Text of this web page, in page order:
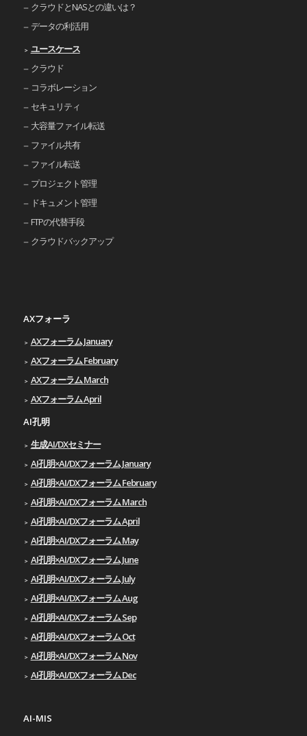
クラウドとNASとの違いは？
データの利活用
ユースケース
クラウド
コラボレーション
セキュリティ
大容量ファイル転送
ファイル共有
ファイル転送
プロジェクト管理
ドキュメント管理
FTPの代替手段
クラウドバックアップ
AXフォーラ
AXフォーラム January
AXフォーラム February
AXフォーラム March
AXフォーラム April
AI孔明
生成AI/DXセミナー
AI孔明×AI/DXフォーラム January
AI孔明×AI/DXフォーラム February
AI孔明×AI/DXフォーラム March
AI孔明×AI/DXフォーラム April
AI孔明×AI/DXフォーラム May
AI孔明×AI/DXフォーラム June
AI孔明×AI/DXフォーラム July
AI孔明×AI/DXフォーラム Aug
AI孔明×AI/DXフォーラム Sep
AI孔明×AI/DXフォーラム Oct
AI孔明×AI/DXフォーラム Nov
AI孔明×AI/DXフォーラム Dec
AI-MIS